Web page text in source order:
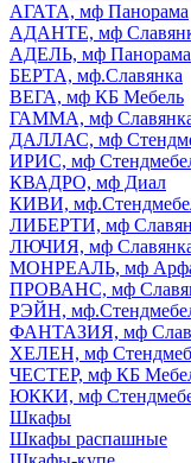
АГАТА, мф Панорама
АДАНТЕ, мф
АДЕЛЬ, мф Панорама
БЕРТА, мф.Славянка
ВЕГА, мф КБ Мебель
ГАММА, мф
ДАЛЛАС, мф
ИРИС, мф
КВАДРО, мф Диал
КИВИ,
ЛИБЕРТИ, мф
ЛЮЧИЯ, мф
МОНРЕАЛЬ, мф
ПРОВАНС, мф
РЭЙН,
ФАНТАЗИЯ, мф
ХЕЛЕН, мф
ЧЕСТЕР, мф КБ
ЮККИ, мф
Шкафы
Шкафы распашные